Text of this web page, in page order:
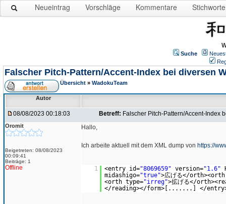
Neueintrag Vorschläge Kommentare Stichworte
Suche
Falscher Pitch-Pattern/Accent-Index bei diversen
Übersicht » WadokuTeam
Autor
08/08/2023 00:18:03 Betreff: Falscher Pitch-Pattern/Accent-Index
Oromit
Beigetreten: 08/08/2023
00:09:41
Beiträge: 1
Offline
Hallo,
Ich arbeite aktuell mit dem XML dump von https://
1 <entry id="8069659" version="1.6"
midashigo="true">広げる</
<orth type="irreg">拡げる</
</reading></form>[.......] </